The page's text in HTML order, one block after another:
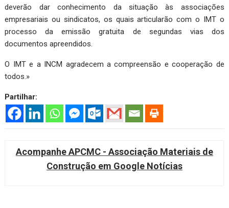
deverão dar conhecimento da situação às associações
empresariais ou sindicatos, os quais articularão com o IMT o
processo da emissão gratuita de segundas vias dos
documentos apreendidos.
O IMT e a INCM agradecem a compreensão e cooperação de
todos.»
Partilhar:
Acompanhe APCMC - Associação Materiais de
Construção em Google Notícias